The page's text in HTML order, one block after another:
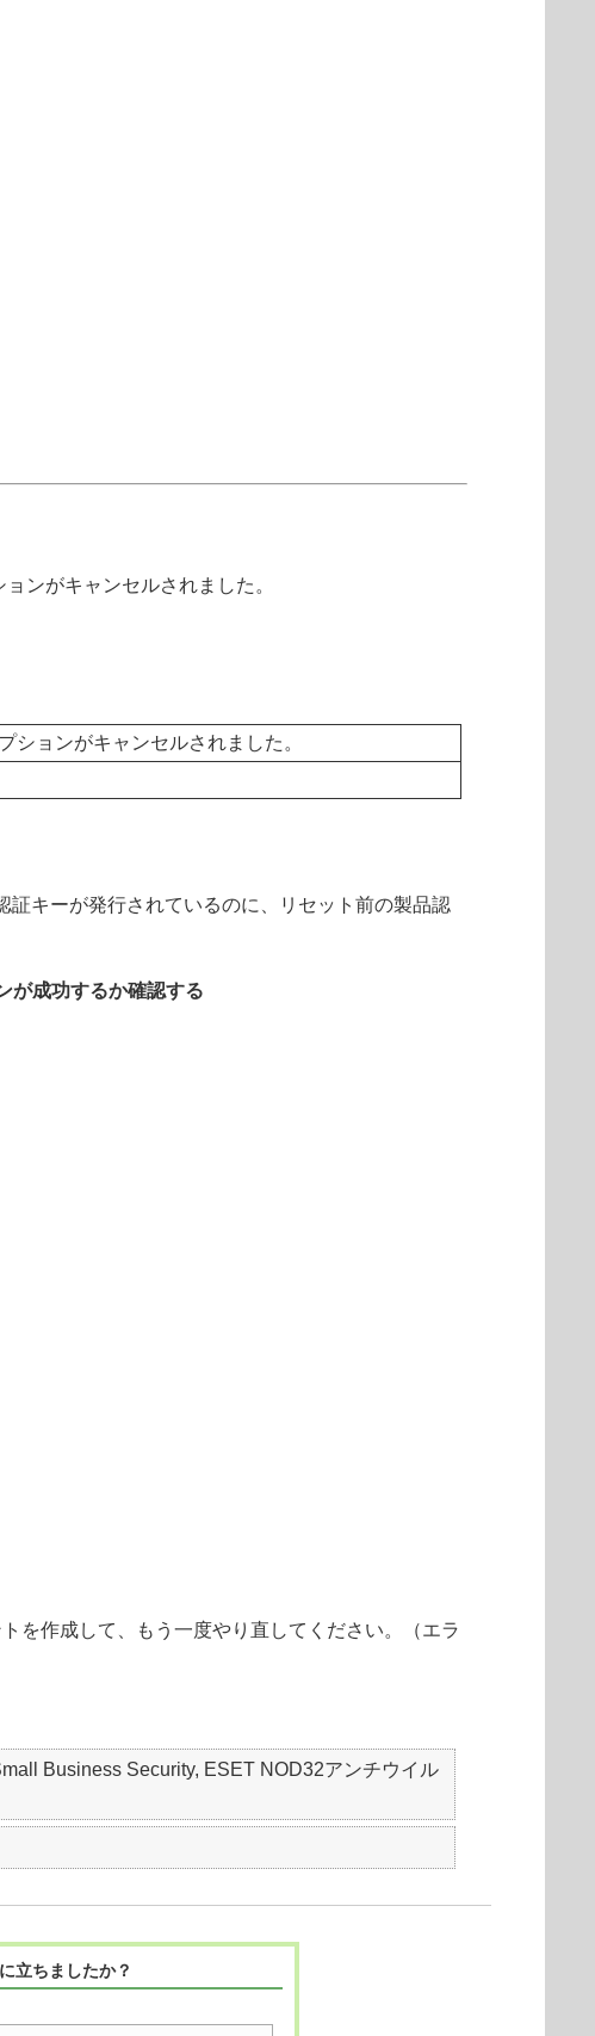
ンがキャンセルされました。
ションがキャンセルされました。
キーが発行されているのに、リセット前の製品認
が成功するか確認する
を作成して、もう一度やり直してください。（エラ
Business Security, ESET NOD32アンチウイル
立ちましたか？